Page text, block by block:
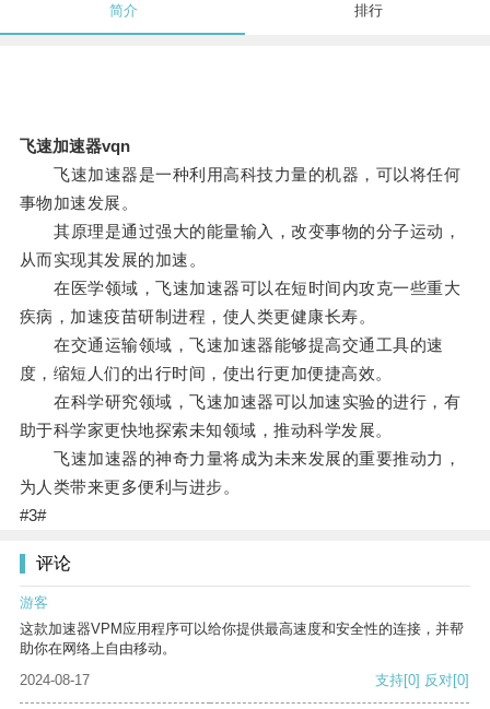
简介 排行
飞速加速器vqn
飞速加速器是一种利用高科技力量的机器，可以将任何
事物加速发展。
其原理是通过强大的能量输入，改变事物的分子运动，
从而实现其发展的加速。
在医学领域，飞速加速器可以在短时间内攻克一些重大
疾病，加速疫苗研制进程，使人类更健康长寿。
在交通运输领域，飞速加速器能够提高交通工具的速
度，缩短人们的出行时间，使出行更加便捷高效。
在科学研究领域，飞速加速器可以加速实验的进行，有
助于科学家更快地探索未知领域，推动科学发展。
飞速加速器的神奇力量将成为未来发展的重要推动力，
为人类带来更多便利与进步。
#3#
评论
游客
这款加速器VPM应用程序可以给你提供最高速度和安全性的连接，并帮
助你在网络上自由移动。
2024-08-17
支持[0] 反对[0]